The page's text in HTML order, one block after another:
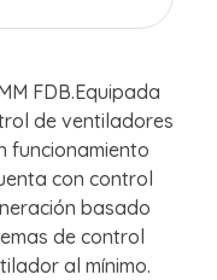
FDB.Equipada
de ventiladores
funcionamiento
con control
basado
de control
al mínimo.